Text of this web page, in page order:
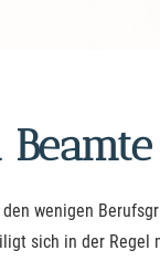
wenigen
sich in der